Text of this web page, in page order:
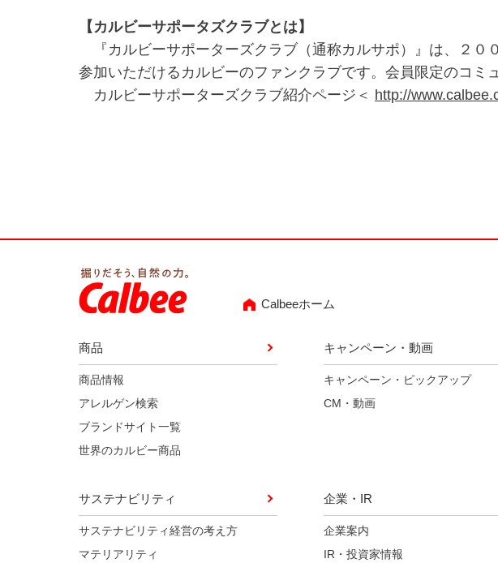
【カルビーサポータズクラブとは】
『カルビーサポーターズクラブ（通称カルサポ）』は、２０
参加いただけるカルビーのファンクラブです。会員限定のコミ
カルビーサポーターズクラブ紹介ページ＜ http://
Calbeeホーム
商品
商品情報
アレルゲン検索
ブランドサイト一覧
世界のカルビー商品
キャンペーン・動画
キャンペーン・ピックアップ
CM・動画
サステナビリティ
サステナビリティ経営の考え方
マテリアリティ
企業・IR
企業案内
IR・投資家情報